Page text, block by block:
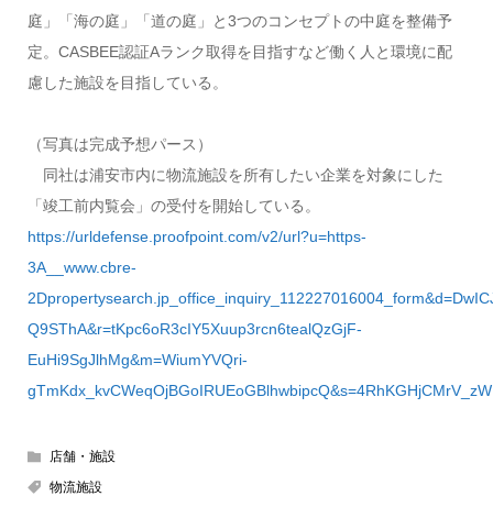
庭」「海の庭」「道の庭」と3つのコンセプトの中庭を整備予
定。CASBEE認証Aランク取得を目指すなど働く人と環境に配
慮した施設を目指している。
（写真は完成予想パース）
同社は浦安市内に物流施設を所有したい企業を対象にした
「竣工前内覧会」の受付を開始している。
https://urldefense.proofpoint.com/v2/url?u=https-
3A__www.cbre-
Q9SThA&r=tKpc6oR3cIY5Xuup3rcn6tealQzGjF-
EuHi9SgJlhMg&m=WiumYVQri-
店舗・施設
物流施設